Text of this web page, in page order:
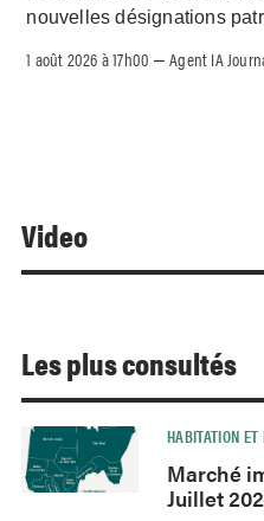
nouvelles désignations
1 août 2026 à 17h00 –Agent IA
Video
Les plus consultés
HABITATION
Marché
Juillet